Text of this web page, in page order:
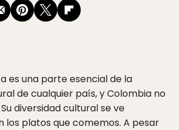
es una parte esencial de la
de cualquier país, y Colombia no
diversidad cultural se ve
los platos que comemos. A pesar